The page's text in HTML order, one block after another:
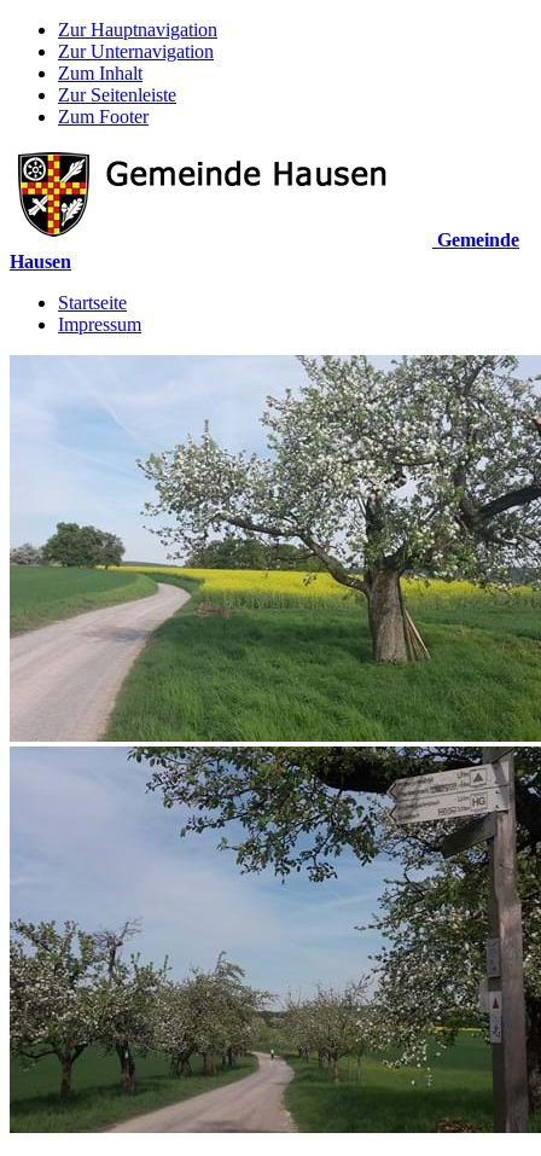
Zur Hauptnavigation
Zur Unternavigation
Zum Inhalt
Zur Seitenleiste
Zum Footer
Gemeinde
Hausen
Startseite
Impressum